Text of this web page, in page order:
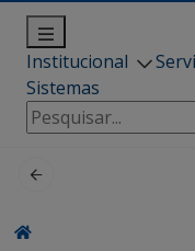
Institucional
Sistemas
Pesquisar
por: